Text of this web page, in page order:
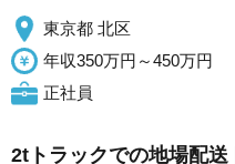
東京都 北区
年収350万円～450万円
正社員
2tトラックでの地場配送